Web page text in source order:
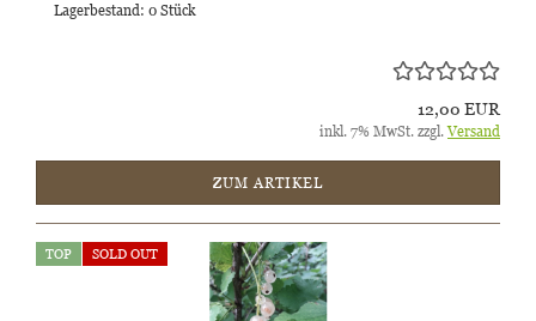
Lagerbestand: 0 Stück
12,00 EUR
inkl. 7% MwSt. zzgl.Versand
ZUM ARTIKEL
TOP SOLD OUT